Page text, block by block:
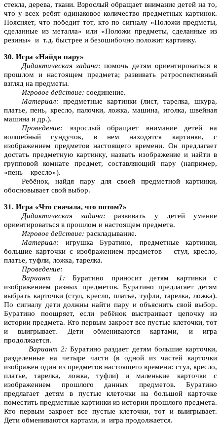
стекла, дерева, ткани. Взрослый обращает внимание детей на то,
что у всех ребят одинаковое количество предметных картинок.
Поясняет, что победит тот, кто по сигналу «Положи предметы,
сделанные из металла» или «Положи предметы, сделанные из
резины» и т.д. быстрее и безошибочно положит картинку.
30. Игра «Найди пару»
Дидактическая задача: помочь детям ориентироваться в
прошлом и настоящем предмета; развивать ретроспективный
взгляд на предметы.
Игровое действие: соединение.
Материал: предметные картинки (лист, тарелка, шкура,
платье, пень, кресло, палочки, ложка, машина, иголка, швейная
машина и др.).
Проведение: взрослый обращает внимание детей на
волшебный сундучок, в нем находятся картинки, с
изображением предметов настоящего времени. Он предлагает
достать предметную картинку, назвать изображение и найти в
групповой комнате предмет, составляющий пару (например,
«пень – кресло»).
Ребёнок, найдя пару для своей предметной картинки,
обосновывает свой выбор.
31. Игра «Что сначала, что потом?»
Дидактическая задача: развивать у детей умение
ориентироваться в прошлом и настоящем предмета.
Игровое действие: раскладывание.
Материал: игрушка Буратино, предметные картинки,
большие карточки с изображением предметов – стул, кресло,
платье, туфли, ложка, тарелка.
Проведение:
Вариант 1: Буратино приносит детям картинки с
изображением разных предметов. Буратино предлагает детям
выбрать карточки (стул, кресло, платье, туфли, тарелка, ложка).
По сигналу дети должны найти пару и объяснить свой выбор.
Буратино поощряет, если ребёнок выстраивает цепочку из
истории предмета. Кто первым закроет все пустые клеточки, тот
и выигрывает. Дети обмениваются картами, и игра
продолжается.
Вариант 2:Буратино раздает детям большие карточки,
разделенные на четыре части (в одной из частей карточки
изображен один из предметов настоящего времени: стул, кресло,
платье, тарелка, ложка, туфли) и маленькие карточки с
изображением прошлого данных предметов. Буратино
предлагает детям в пустые клеточки на большой карточке
поместить предметные картинки из истории прошлого предмета.
Кто первым закроет все пустые клеточки, тот и выигрывает.
Дети обмениваются картами, и игра продолжается.